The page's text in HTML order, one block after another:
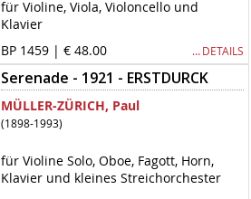
für Violine, Viola, Violoncello und
Klavier
BP 1459 | € 48.00 … DETAILS
Serenade - 1921 - ERSTDURCK
MÜLLER-ZÜRICH, Paul
(1898-1993)
für Violine Solo, Oboe, Fagott, Horn,
Klavier und kleines Streichorchester